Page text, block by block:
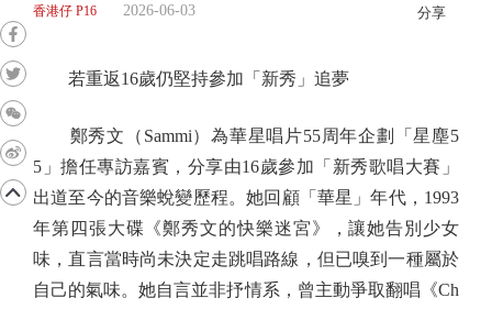
香港仔 P16 2026-06-03 分享
若重返16歲仍堅持參加「新秀」追夢
鄭秀文（Sammi）為華星唱片55周年企劃「星塵5
5」擔任專訪嘉賓，分享由16歲參加「新秀歌唱大賽」
出道至今的音樂蛻變歷程。她回顧「華星」年代，1993
年第四張大碟《鄭秀文的快樂迷宮》，讓她告別少女
味，直言當時尚未決定走跳唱路線，但已嗅到一種屬於
自己的氣味。她自言並非抒情系，曾主動爭取翻唱《Ch